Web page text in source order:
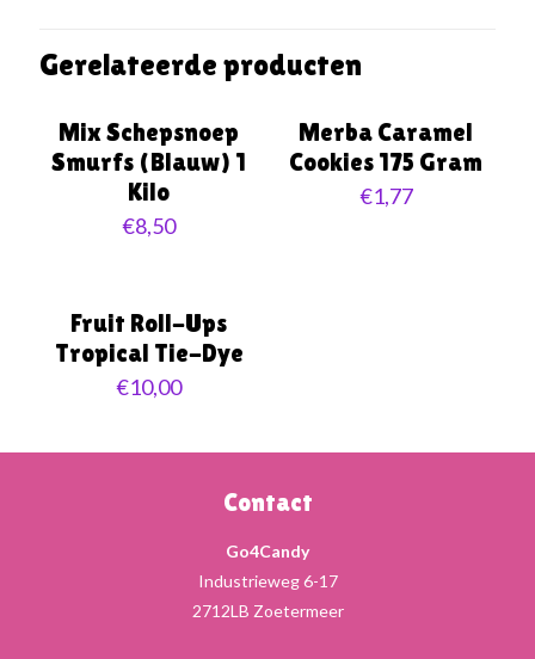
Gerelateerde producten
Mix Schepsnoep
Smurfs (Blauw) 1
Kilo
€8,50
Merba Caramel
Cookies 175 Gram
€1,77
Fruit Roll-Ups
Tropical Tie-Dye
€10,00
Contact
Go4Candy
Industrieweg 6-17
2712LB Zoetermeer